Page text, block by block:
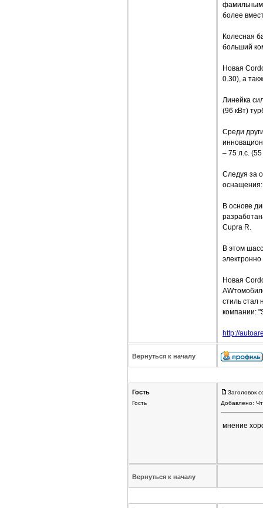
фамильным
более
Колесная
больший
Новая
0.30), а
Линейка
(96 кВт)
Среди
– 75 л.с.
Следуя за
оснащения:
В основе
Cupra R.
В этом
Новая
стиль стал
компании:
http://
Вернуться к началу
Гость
Гость
Заголовок
Добавлено:
мнение
Вернуться к началу